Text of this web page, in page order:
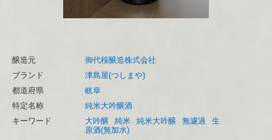
醸造元
御代桜醸造株式会社
ブランド
津島屋(つしまや)
都道府県
岐阜
特定名称
純米大吟醸酒
キーワード
大吟醸 純米 純米大吟醸 無濾過
生
原酒(無加水)